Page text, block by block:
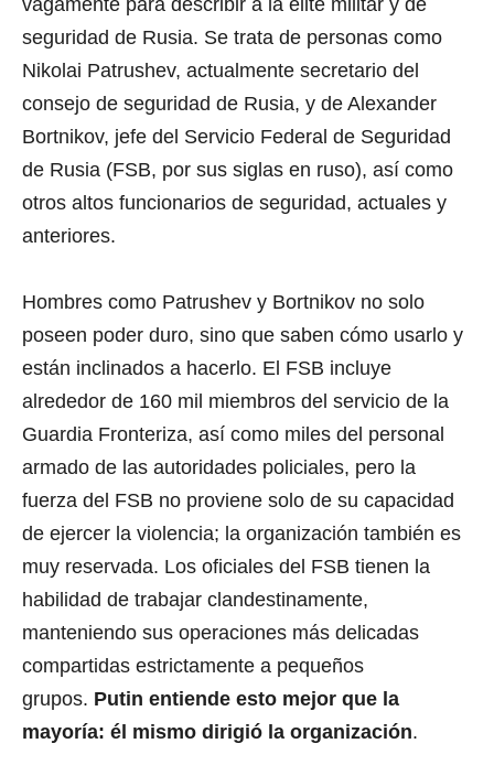
vagamente para describir a la élite militar y de
seguridad de Rusia. Se trata de personas como
Nikolai Patrushev, actualmente secretario del
consejo de seguridad de Rusia, y de Alexander
Bortnikov, jefe del Servicio Federal de Seguridad
de Rusia (FSB, por sus siglas en ruso), así como
otros altos funcionarios de seguridad, actuales y
anteriores.
Hombres como Patrushev y Bortnikov no solo
poseen poder duro, sino que saben cómo usarlo y
están inclinados a hacerlo. El FSB incluye
alrededor de 160 mil miembros del servicio de la
Guardia Fronteriza, así como miles del personal
armado de las autoridades policiales, pero la
fuerza del FSB no proviene solo de su capacidad
de ejercer la violencia; la organización también es
muy reservada. Los oficiales del FSB tienen la
habilidad de trabajar clandestinamente,
manteniendo sus operaciones más delicadas
compartidas estrictamente a pequeños
grupos. Putin entiende esto mejor que la
mayoría: él mismo dirigió la organización.